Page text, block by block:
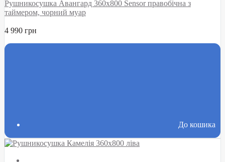
Рушникосушка Авангард 360х800 Sensor правобічна з
таймером, чорний муар
4 990 грн
До кошика